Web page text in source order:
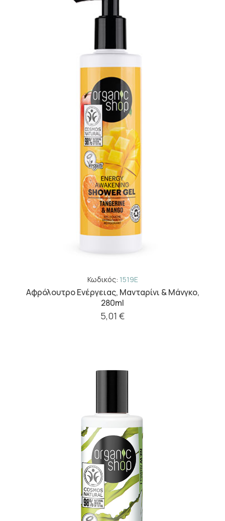
Κωδικός: 1519E
Aφρόλουτρο Eνέργειας, Μανταρίνι & Μάνγκο,
280ml
5,01 €